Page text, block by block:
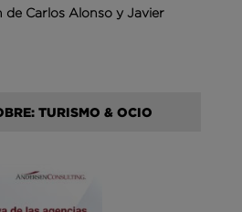
Carlos Alonso y Javier
TURISMO & OCIO